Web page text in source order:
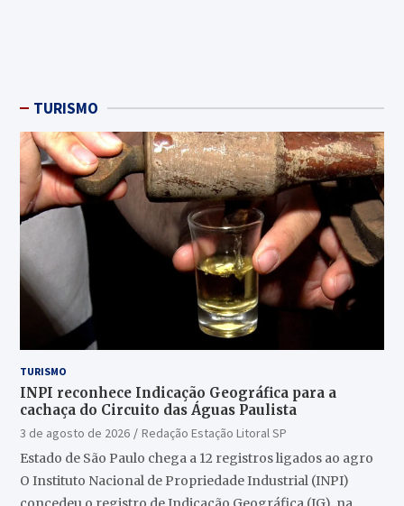
TURISMO
TURISMO
INPI reconhece Indicação Geográfica para a
cachaça do Circuito das Águas Paulista
3 de agosto de 2026
Redação Estação Litoral SP
Estado de São Paulo chega a 12 registros ligados ao agro
O Instituto Nacional de Propriedade Industrial (INPI)